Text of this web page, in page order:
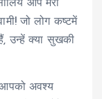
आप मेरी
जो लोग कष्टमें
उन्हें क्या सुखकी
आपको अवश्य